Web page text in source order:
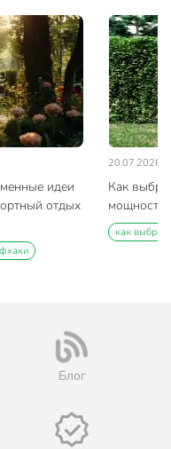
идеи
отдых
20.07.2026
Как
мощность
как
Блог